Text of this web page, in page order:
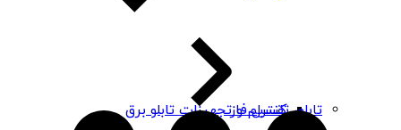
کنترل فاز
تابلو، تقسیم و تجهیزات تابلو برق